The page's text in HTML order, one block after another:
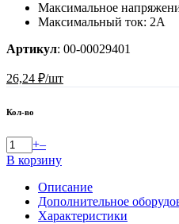
Максимальное
Максимальный ток: 2А
Артикул: 00-00029401
26,24 ₽/шт
Кол-во
+–
В корзину
Описание
Дополнительное
Характеристики